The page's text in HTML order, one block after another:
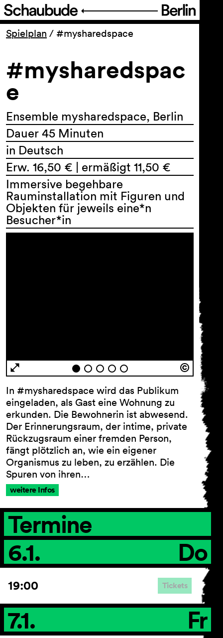
Programm
Ticket
Barrierefreiheit
Über uns
AGB
Datenschutz
Barrierefreiheitserklärung
Spielplan / #mysharedspace
#mysharedspac
e
Ensemble mysharedspace, Berlin
Dauer 45 Minuten
in Deutsch
Erw. 16,50 € | ermäßigt 11,50 €
Immersive begehbare
Rauminstallation mit Figuren und
Objekten für jeweils eine*n
Besucher*in
In #mysharedspace wird das Publikum
eingeladen, als Gast eine Wohnung zu
erkunden. Die Bewohnerin ist abwesend.
Der Erinnerungsraum, der intime, private
Rückzugsraum einer fremden Person,
fängt plötzlich an, wie ein eigener
Organismus zu leben, zu erzählen. Die
Spuren von ihren…
weitere Infos
Termine
6.1.
Do
19:00 Tickets
7.1. Fr